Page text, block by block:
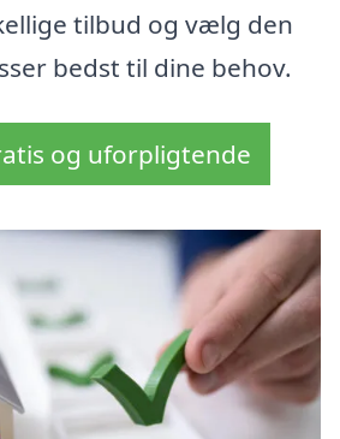
tilbud og vælg den
bedst til dine behov.
og uforpligtende